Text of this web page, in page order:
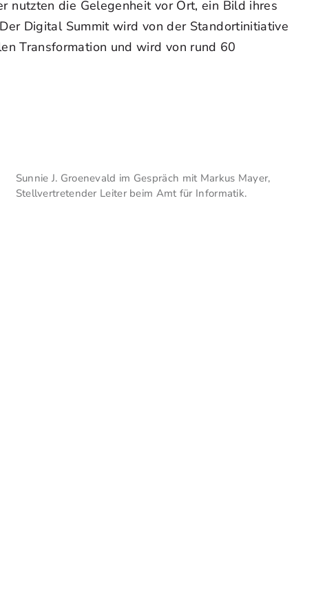
nutzten die Gelegenheit vor Ort, ein Bild ihres
Digital Summit wird von der Standortinitiative
Transformation und wird von rund 60
Sunnie J. Groenevald im Gespräch mit Markus Mayer,
Stellvertretender Leiter beim Amt für Informatik.